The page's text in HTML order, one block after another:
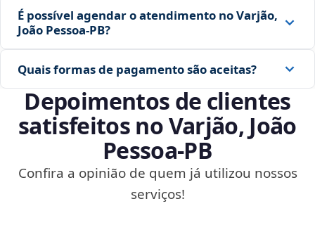
É possível agendar o atendimento no Varjão,
João Pessoa‑PB?
Quais formas de pagamento são aceitas?
Depoimentos de clientes
satisfeitos no Varjão, João
Pessoa‑PB
Confira a opinião de quem já utilizou nossos
serviços!